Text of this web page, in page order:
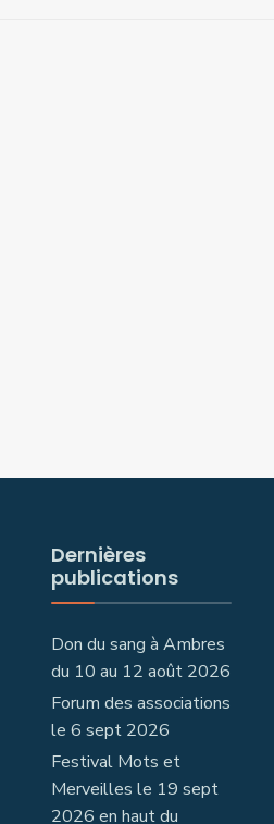
Dernières
publications
Don du sang à Ambres
du 10 au 12 août 2026
Forum des associations
le 6 sept 2026
Festival Mots et
Merveilles le 19 sept
2026 en haut du